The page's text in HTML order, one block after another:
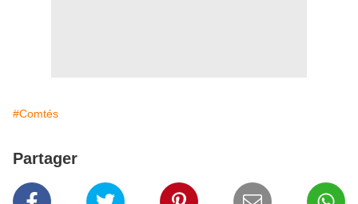
#Comtés
Partager